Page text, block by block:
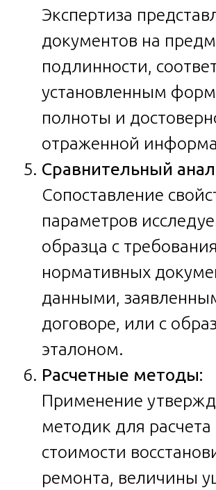
Экспертиза
документов на
подлинности,
установленным
полноты и
отраженной
Сравнительный
Сопоставление
параметров
образца с
нормативных
данными,
договоре, или с
эталоном.
Расчетные методы:
Применение
методик для расчета
стоимости
ремонта, величины